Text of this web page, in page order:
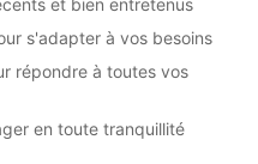
et bien entretenus
s'adapter à vos besoins
répondre à toutes vos
en toute tranquillité